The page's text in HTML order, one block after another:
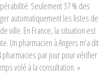
Seulement 37 % des
automatiquement les listes de
ville. En France, la situation est
Un pharmacien à Angers m’a dit
pharmacies par jour pour vérifier
volé à la consultation. »